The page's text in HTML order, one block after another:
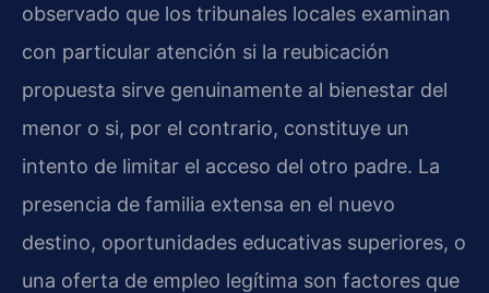
observado que los tribunales locales examinan
con particular atención si la reubicación
propuesta sirve genuinamente al bienestar del
menor o si, por el contrario, constituye un
intento de limitar el acceso del otro padre. La
presencia de familia extensa en el nuevo
destino, oportunidades educativas superiores, o
una oferta de empleo legítima son factores que